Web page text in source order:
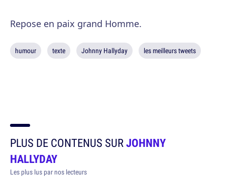
Repose en paix grand Homme.
humour texte Johnny Hallyday les meilleurs tweets
PLUS DE CONTENUS SURJOHNNY
HALLYDAY
Les plus lus par nos lecteurs